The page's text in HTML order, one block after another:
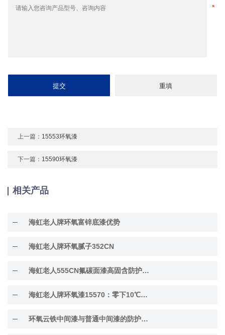
上一篇： 15553环氧漆
下一篇： 15590环氧漆
相关产品
海虹老人牌环氧富锌底漆优势
海虹老人牌环氧腻子352CN
海虹老人555CN氟碳面漆高固含防护面漆
海虹老人牌环氧漆15570：零下10℃低温固化
环氧云铁中间漆与普通中间漆的防护差异解析